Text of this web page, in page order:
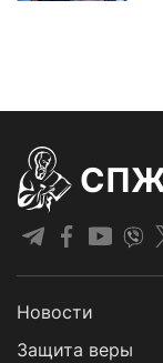
Новости
Защита веры